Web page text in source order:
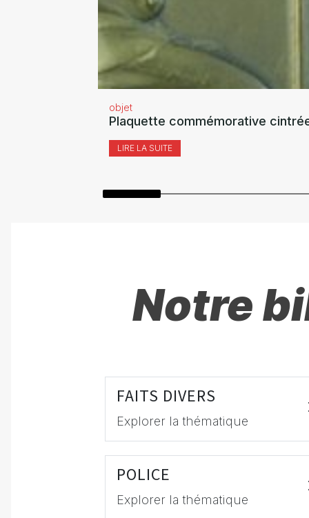
objet
Plaquette commémorative
LIRE LA SUITE
Notre
FAITS DIVERS
Explorer la thématique
POLICE
Explorer la thématique